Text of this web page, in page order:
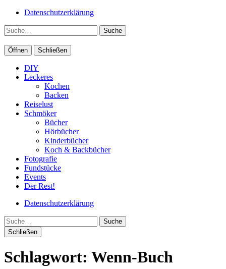
Datenschutzerklärung
Suche
Öffnen Schließen
DIY
Leckeres
Kochen
Backen
Reiselust
Schmöker
Bücher
Hörbücher
Kinderbücher
Koch & Backbücher
Fotografie
Fundstücke
Events
Der Rest!
Datenschutzerklärung
Suche
Schließen
Schlagwort: Wenn-Buch